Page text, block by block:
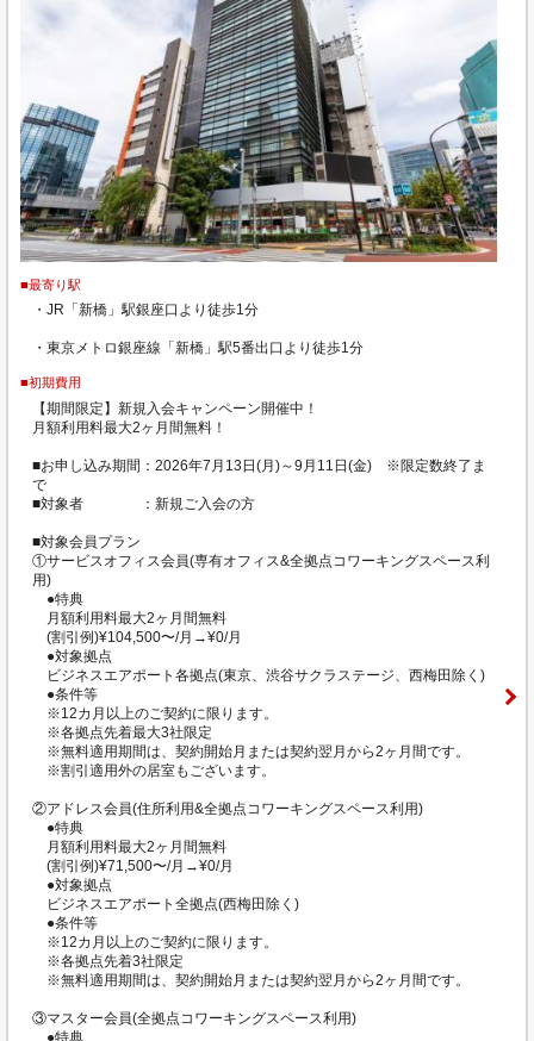
■最寄り駅
・JR「新橋」駅銀座口より徒歩1分
・東京メトロ銀座線「新橋」駅5番出口より徒歩1分
■初期費用
【期間限定】新規入会キャンペーン開催中！
月額利用料最大2ヶ月間無料！
■お申し込み期間：2026年7月13日(月)～9月11日(金) ※限定数終了ま
で
■対象者 ：新規ご入会の方
■対象会員プラン
①サービスオフィス会員(専有オフィス&全拠点コワーキングスペース利
用)
●特典
月額利用料最大2ヶ月間無料
(割引例)¥104,500〜/月→¥0/月
●対象拠点
ビジネスエアポート各拠点(東京、渋谷サクラステージ、西梅田除く)
●条件等
※12カ月以上のご契約に限ります。
※各拠点先着最大3社限定
※無料適用期間は、契約開始月または契約翌月から2ヶ月間です。
※割引適用外の居室もございます。
②アドレス会員(住所利用&全拠点コワーキングスペース利用)
●特典
月額利用料最大2ヶ月間無料
(割引例)¥71,500〜/月→¥0/月
●対象拠点
ビジネスエアポート全拠点(西梅田除く)
●条件等
※12カ月以上のご契約に限ります。
※各拠点先着3社限定
※無料適用期間は、契約開始月または契約翌月から2ヶ月間です。
③マスター会員(全拠点コワーキングスペース利用)
●特典